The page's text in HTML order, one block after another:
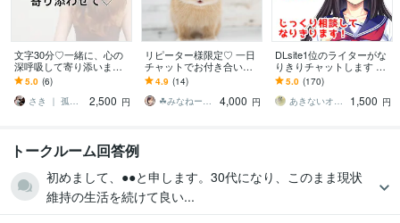
文字30分♡一緒に、心の
深呼吸して寄り添います
ひとりぼっちの夜に。line
感覚で寄り添います
5.0 (6)
さき ｜ 孤独に100％共感します
2,500 円
リピーター様限定♡ 一日
チャットでお付き合いし
ます 「聞いてよ！教え
て！相手して！」に全力
で応えます(^^)v
4.9 (14)
☘みなねー⭐️元総務部長☘
4,000 円
DLsite1位のライターがな
りきりチャットします 推
しになりきってご希望の
シチュエーションでじっ
くりイメチャ♪
5.0 (170)
あきないオカメインコ
1,500 円
トークルーム回答例
初めまして、●●と申します。30代になり、このまま現状
維持の生活を続けて良い...